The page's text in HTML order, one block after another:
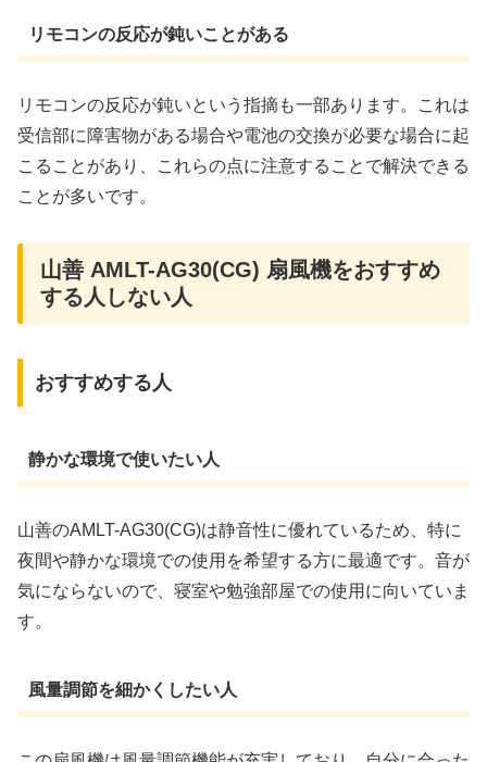
リモコンの反応が鈍いことがある
リモコンの反応が鈍いという指摘も一部あります。これは
受信部に障害物がある場合や電池の交換が必要な場合に起
こることがあり、これらの点に注意することで解決できる
ことが多いです。
山善 AMLT-AG30(CG) 扇風機をおすすめ
する人しない人
おすすめする人
静かな環境で使いたい人
山善のAMLT-AG30(CG)は静音性に優れているため、特に
夜間や静かな環境での使用を希望する方に最適です。音が
気にならないので、寝室や勉強部屋での使用に向いていま
す。
風量調節を細かくしたい人